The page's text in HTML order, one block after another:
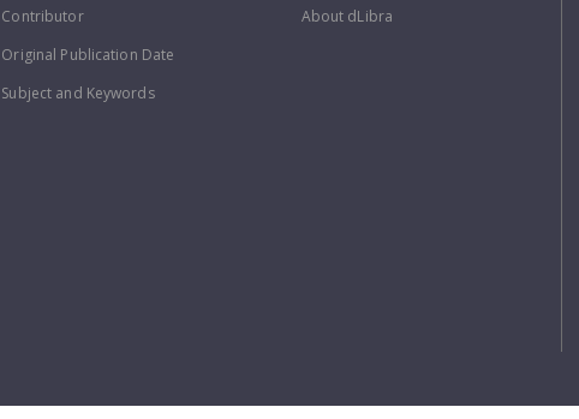
Contributor
Original Publication Date
Subject and Keywords
About dLibra